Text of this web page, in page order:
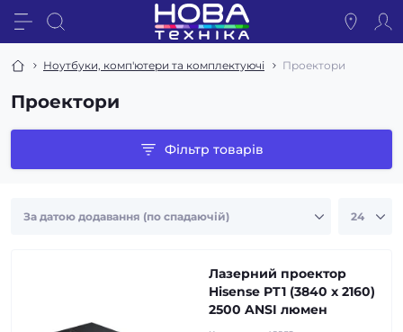
Ноутбуки, комп'ютери та комплектуючі Проектори
Проектори
Фільтр товарів
Лазерний проектор
Hisense PT1 (3840 x 2160)
2500 ANSI люмен